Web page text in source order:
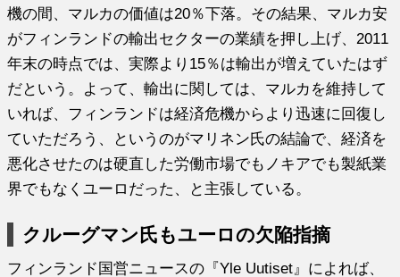
機の間、マルカの価値は20％下落。その結果、マルカ安
がフィンランドの輸出セクターの業績を押し上げ、2011
年末の時点では、実際より15％は輸出が増えていたはず
だという。よって、輸出に関しては、マルカを維持して
いれば、フィンランドは経済危機からより迅速に回復し
ていただろう、というのがマリネン氏の結論で、経済を
悪化させたのは硬直した労働市場でもノキアでも製紙業
界でもなくユーロだった、と主張している。
クルーグマン氏もユーロの欠陥指摘
フィンランド国営ニュースの『Yle Uutiset』によれば、